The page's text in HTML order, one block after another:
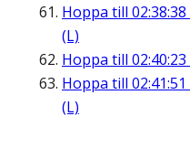
Hoppa till 02:38:38
(L)
Hoppa till 02:40:23
Hoppa till 02:41:51
(L)